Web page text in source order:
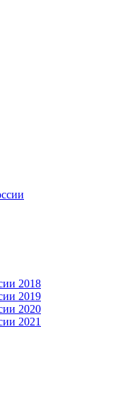
2018
2019
2020
2021